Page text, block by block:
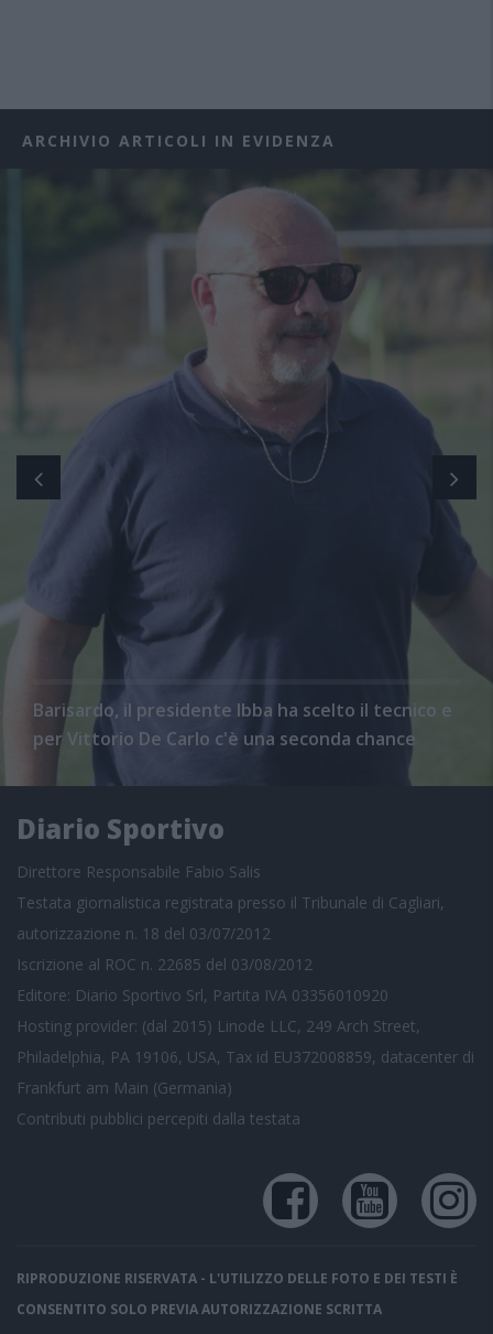
ARCHIVIO ARTICOLI IN EVIDENZA
Barisardo, il presidente Ibba ha scelto il tecnico e
per Vittorio De Carlo c'è una seconda chance
Diario Sportivo
Direttore Responsabile Fabio Salis
Testata giornalistica registrata presso il Tribunale di Cagliari,
autorizzazione n. 18 del 03/07/2012
Iscrizione al ROC n. 22685 del 03/08/2012
Editore: Diario Sportivo Srl, Partita IVA 03356010920
Hosting provider: (dal 2015) Linode LLC, 249 Arch Street,
Philadelphia, PA 19106, USA, Tax id EU372008859, datacenter di
Frankfurt am Main (Germania)
Contributi pubblici percepiti dalla testata
RIPRODUZIONE RISERVATA - L'UTILIZZO DELLE FOTO E DEI TESTI È
CONSENTITO SOLO PREVIA AUTORIZZAZIONE SCRITTA